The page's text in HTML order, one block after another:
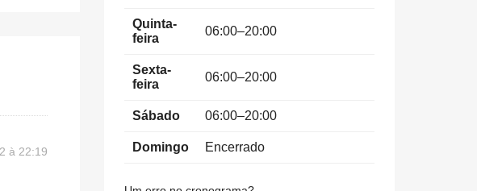
à 22:19
Quinta-
feira
06:00–20:00
Sexta-
feira
06:00–20:00
Sábado 06:00–20:00
Domingo Encerrado